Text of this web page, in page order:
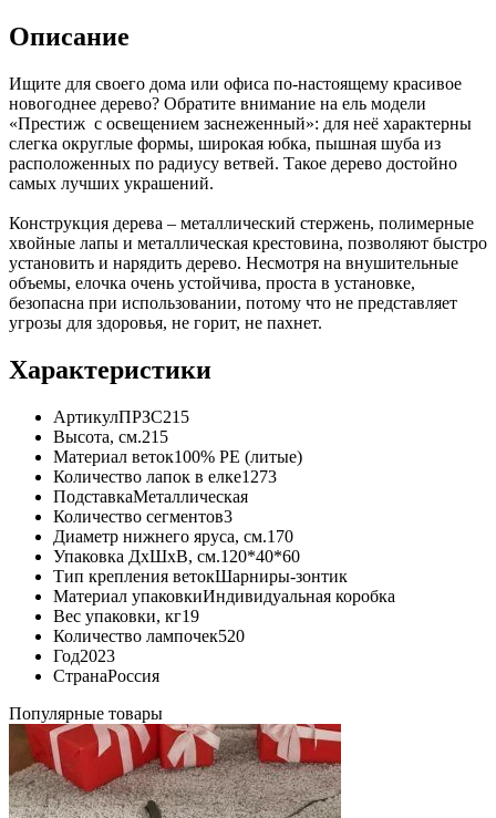
Описание
Ищите для своего дома или офиса по-настоящему красивое
новогоднее дерево? Обратите внимание на ель модели
«Престиж с освещением заснеженный»: для неё характерны
слегка округлые формы, широкая юбка, пышная шуба из
расположенных по радиусу ветвей. Такое дерево достойно
самых лучших украшений.
Конструкция дерева – металлический стержень, полимерные
хвойные лапы и металлическая крестовина, позволяют быстро
установить и нарядить дерево. Несмотря на внушительные
объемы, елочка очень устойчива, проста в установке,
безопасна при использовании, потому что не представляет
угрозы для здоровья, не горит, не пахнет.
Характеристики
АртикулПРЗС215
Высота, см.215
Материал веток100% РЕ (литые)
Количество лапок в елке1273
ПодставкаМеталлическая
Количество сегментов3
Диаметр нижнего яруса, см.170
Упаковка ДхШхВ, см.120*40*60
Тип крепления ветокШарниры-зонтик
Материал упаковкиИндивидуальная коробка
Вес упаковки, кг19
Количество лампочек520
Год2023
СтранаРоссия
Популярные товары